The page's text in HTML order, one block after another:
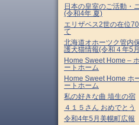
日本の皇室のご活動・
(令和4年 夏)
エリザベス2世の在位
て
北海道オホーツク管内
護犬猫情報(令和４年5
Home Sweet Home –
ートホーム
Home Sweet Home ホ
ートホーム
私の好きな曲 埴生の宿
４１５さん おめでとう
令和4年5月美幌町広報